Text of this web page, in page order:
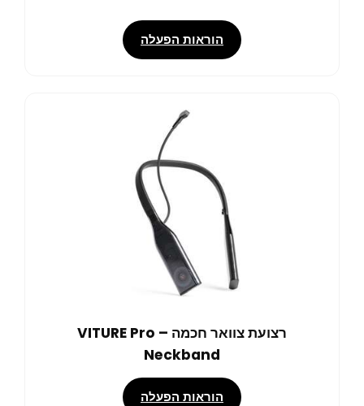
הוראות הפעלה
רצועת צוואר חכמה – VITURE Pro
Neckband
הוראות הפעלה